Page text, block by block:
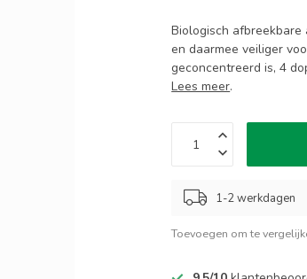
Biologisch
en daarmee veiliger
geconcentreerd is, 4
Lees meer.
1-2 werkdagen
Toevoegen om te